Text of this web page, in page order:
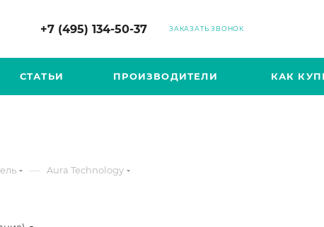
+7 (495) 134-50-37 ЗАКАЗАТЬ ЗВОНОК
СТАТЬИ ПРОИЗВОДИТЕЛИ КАК
— Aura Technology